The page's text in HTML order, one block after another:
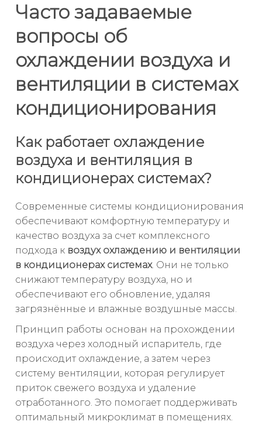
Часто задаваемые
вопросы об
охлаждении воздуха и
вентиляции в системах
кондиционирования
Как работает охлаждение
воздуха и вентиляция в
кондиционерах системах?
Современные системы кондиционирования
обеспечивают комфортную температуру и
качество воздуха за счет комплексного
подхода к воздух охлаждению и вентиляции
в кондиционерах системах. Они не только
снижают температуру воздуха, но и
обеспечивают его обновление, удаляя
загрязнённые и влажные воздушные массы.
Принцип работы основан на прохождении
воздуха через холодный испаритель, где
происходит охлаждение, а затем через
систему вентиляции, которая регулирует
приток свежего воздуха и удаление
отработанного. Это помогает поддерживать
оптимальный микроклимат в помещениях.